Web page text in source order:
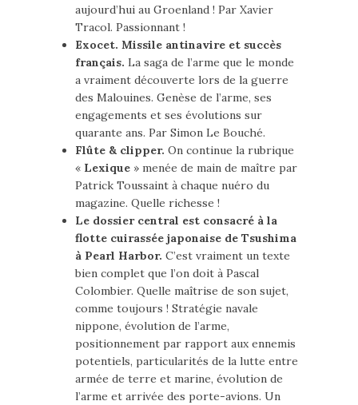
aujourd’hui au Groenland ! Par Xavier
Tracol. Passionnant !
Exocet. Missile antinavire et succès
français. La saga de l’arme que le monde
a vraiment découverte lors de la guerre
des Malouines. Genèse de l’arme, ses
engagements et ses évolutions sur
quarante ans. Par Simon Le Bouché.
Flûte & clipper. On continue la rubrique
« Lexique » menée de main de maître par
Patrick Toussaint à chaque nuéro du
magazine. Quelle richesse !
Le dossier central est consacré à la
flotte cuirassée japonaise de Tsushima
à Pearl Harbor. C’est vraiment un texte
bien complet que l’on doit à Pascal
Colombier. Quelle maîtrise de son sujet,
comme toujours ! Stratégie navale
nippone, évolution de l’arme,
positionnement par rapport aux ennemis
potentiels, particularités de la lutte entre
armée de terre et marine, évolution de
l’arme et arrivée des porte-avions. Un